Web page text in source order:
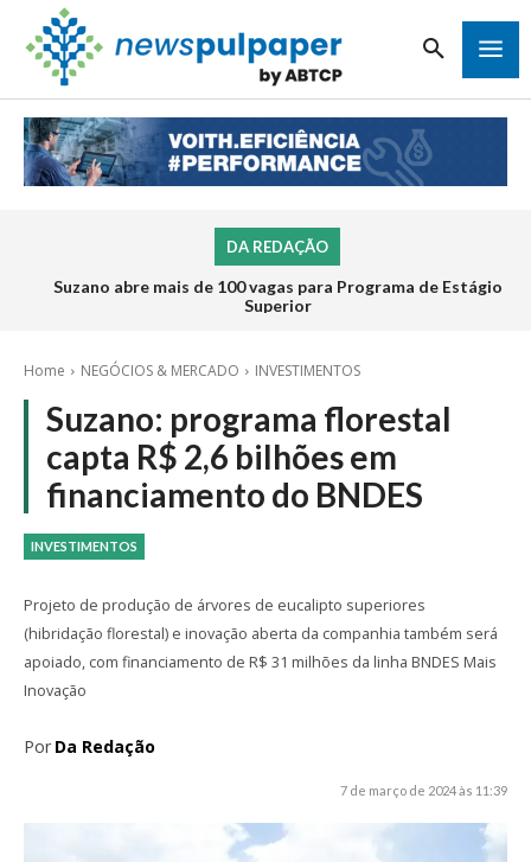
DA REDAÇÃO
Suzano abre mais de 100 vagas para Programa de Estágio
Superior
Home NEGÓCIOS & MERCADO INVESTIMENTOS
Suzano: programa florestal
capta R$ 2,6 bilhões em
financiamento do BNDES
INVESTIMENTOS
Projeto de produção de árvores de eucalipto superiores
(hibridação florestal) e inovação aberta da companhia também será
apoiado, com financiamento de R$ 31 milhões da linha BNDES Mais
Inovação
Por Da Redação
7 de março de 2024 às 11:39